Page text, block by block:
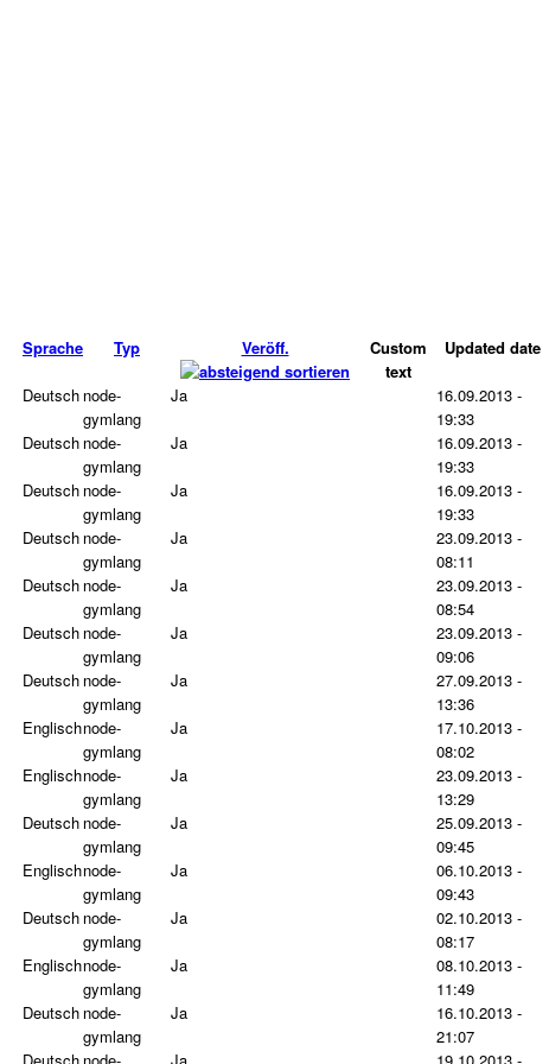
Sprache Typ Veröff.
Custom
text
Updated date
Deutsch node-
gymlang
Ja
16.09.2013 -
19:33
Deutsch node-
gymlang
Ja
16.09.2013 -
19:33
Deutsch node-
gymlang
Ja
16.09.2013 -
19:33
Deutsch node-
gymlang
Ja
23.09.2013 -
08:11
Deutsch node-
gymlang
Ja
23.09.2013 -
08:54
Deutsch node-
gymlang
Ja
23.09.2013 -
09:06
Deutsch node-
gymlang
Ja
27.09.2013 -
13:36
Englischnode-
gymlang
Ja
17.10.2013 -
08:02
Englischnode-
gymlang
Ja
23.09.2013 -
13:29
Deutsch node-
gymlang
Ja
25.09.2013 -
09:45
Englischnode-
gymlang
Ja
06.10.2013 -
09:43
Deutsch node-
gymlang
Ja
02.10.2013 -
08:17
Englischnode-
gymlang
Ja
08.10.2013 -
11:49
Deutsch node-
gymlang
Ja
16.10.2013 -
21:07